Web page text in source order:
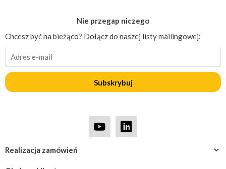
Realizacja zamówień
Nie przegap niczego
Chcesz być na bieżąco? Dołącz do naszej listy mailingowej:
Subskrybuj